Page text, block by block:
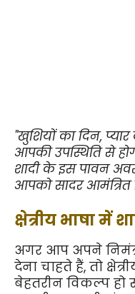
"खुशियों का दिन,
आपकी उपस्थिति से
शादी के इस पावन
आपको सादर आमंत्रित
क्षेत्रीय भाषा में
अगर आप अपने
देना चाहते हैं, तो
बेहतरीन विकल्प हो